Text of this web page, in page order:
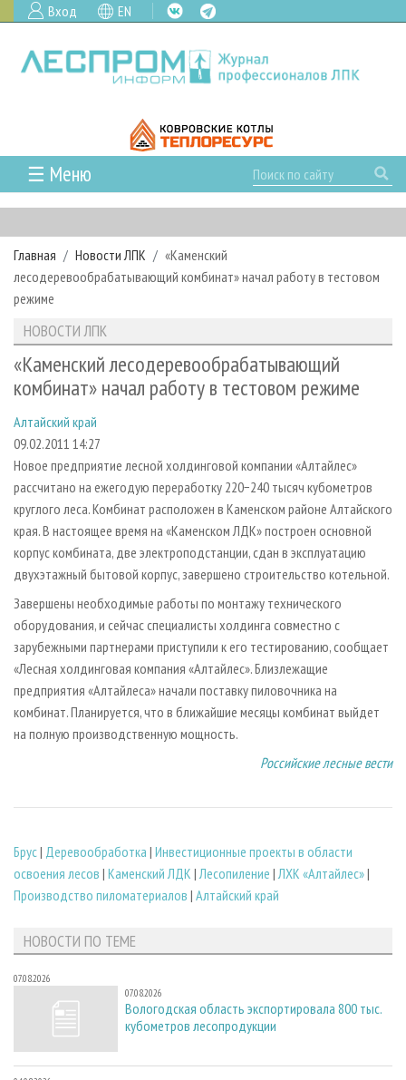
Вход EN
☰ Меню
ГЛАВНАЯ
РУБРИКИ И ТЕМЫ
РУБРИКИ ЖУРНАЛА
ЛЕСНОЕ ХОЗЯЙСТВО
ЛЕСОЗАГОТОВКА
ЛЕСОПИЛЕНИЕ
ДЕРЕВООБРАБОТКА
СУШКА ДРЕВЕСИНЫ
ПРОИЗВОДСТВО ДРЕВЕСНЫХ ПЛИТ
ДЕРЕВЯННОЕ ДОМОСТРОЕНИЕ
ПРОИЗВОДСТВО МЕБЕЛИ
БИОЭНЕРГЕТИКА
ЦБП
ИНСТРУМЕНТ И МАТЕРИАЛЫ
НОВОСТИ
КАЛЕНДАРЬ СОБЫТИЙ
НОВОСТИ ЛПК
НОВОСТИ ЖУРНАЛА
НОВОСТИ КОМПАНИЙ
ПРОЕКТЫ ЛПИ
АНАЛИТИКА
ПРЕДПРИЯТИЯ ЛПК
ЛЕСНЫЕ РЕГИОНЫ РОССИИ
ПЕРСОНЫ
МОБИЛЬНЫЕ ВЫСТАВКИ
ОФИЦИАЛЬНЫЕ ДЕЛЕГАЦИИ
ПРИОРИТЕТНЫЕ ИНВЕСТПРОЕКТЫ
RUSSIAN FORESTRY REVIEW
ГАЗЕТА ЛЕСПРОМФОРУМ
БИБЛИОТЕКА СПЕЦИАЛИСТА
АРХИВ
АРХИВ ЖУРНАЛОВ
СТАТЬИ
О ЖУРНАЛЕ
ПОДПИСКА
КОНТАКТЫ
РЕКЛАМОДАТЕЛЯМ
РЕКЛАМА
РЕКЛАМА НА САЙТЕ
Главная Новости ЛПК
«Каменский
лесодеревообрабатывающий комбинат» начал работу в тестовом
режиме
НОВОСТИ ЛПК
«Каменский лесодеревообрабатывающий
комбинат» начал работу в тестовом режиме
Алтайский край
09.02.2011 14:27
Новое предприятие лесной холдинговой компании «Алтайлес»
рассчитано на ежегодую переработку 220−240 тысяч кубометров
круглого леса. Комбинат расположен в Каменском районе Алтайского
края. В настоящее время на «Каменском ЛДК» построен основной
корпус комбината, две электроподстанции, сдан в эксплуатацию
двухэтажный бытовой корпус, завершено строительство котельной.
Завершены необходимые работы по монтажу технического
оборудования, и сейчас специалисты холдинга совместно с
зарубежными партнерами приступили к его тестированию, сообщает
«Лесная холдинговая компания «Алтайлес». Близлежащие
предприятия «Алтайлеса» начали поставку пиловочника на
комбинат. Планируется, что в ближайшие месяцы комбинат выйдет
на полную производственную мощность.
Российские лесные вести
Брус| Деревообработка | Инвестиционные проекты в области
освоения лесов | Каменский ЛДК |Лесопиление |ЛХК «Алтайлес»|
Производство пиломатериалов | Алтайский край
НОВОСТИ ПО ТЕМЕ
07.08.2026
07.08.2026
Вологодская область экспортировала 800 тыс.
кубометров лесопродукции